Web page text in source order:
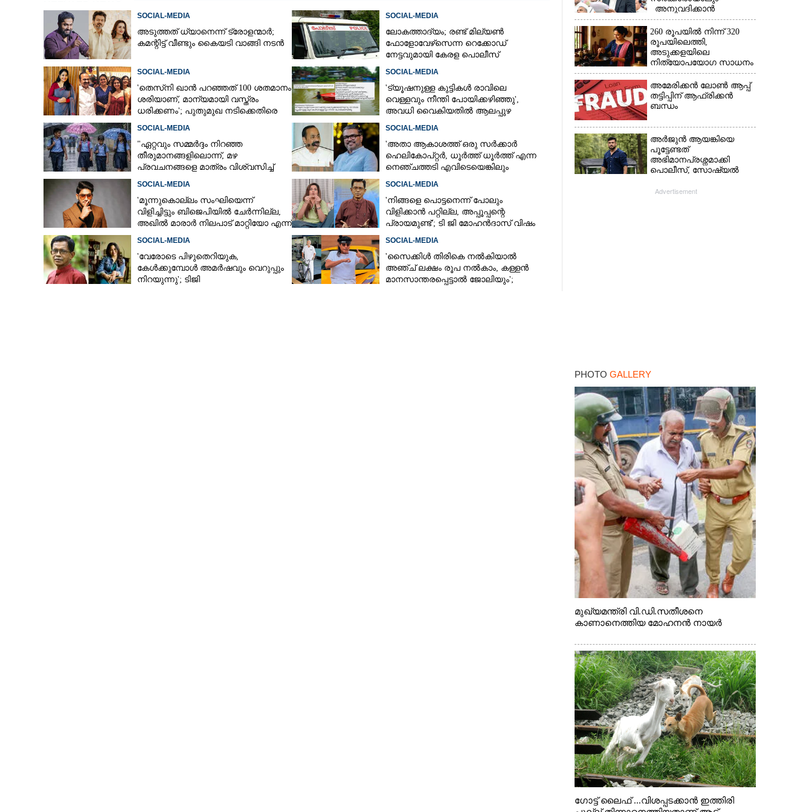
SOCIAL-MEDIA
അടുത്തത് ധ്യാനെന്ന് ട്രോളന്മാർ;
കമന്റിട്ട് വീണ്ടും കൈയടി വാങ്ങി നടൻ
SOCIAL-MEDIA
ലോകത്താദ്യം; രണ്ട് മില്യണ്‍
ഫോളോവേഴ്‌സെന്ന റെക്കോഡ്
നേട്ടവുമായി കേരള പൊലീസ്
SOCIAL-MEDIA
'തെസ്‌നി ഖാൻ പറഞ്ഞത് 100 ശതമാനം
ശരിയാണ്, മാന്യമായി വസ്ത്രം
ധരിക്കണം'; പുതുമുഖ നടിക്കെതിരെ
SOCIAL-MEDIA
'ട്യൂഷനുള്ള കുട്ടികൾ രാവിലെ
വെള്ളവും നീന്തി പോയിക്കഴിഞ്ഞു',
അവധി വൈകിയതിൽ ആലപ്പുഴ
SOCIAL-MEDIA
"ഏറ്റവും സമ്മർദ്ദം നിറഞ്ഞ
തീരുമാനങ്ങളിലൊന്ന്,​ മഴ
പ്രവചനങ്ങളെ മാത്രം വിശ്വസിച്ച്
SOCIAL-MEDIA
'അതാ ആകാശത്ത് ഒരു സർക്കാർ
ഹെലികോപ്റ്റർ, ധൂർത്ത് ധൂർത്ത് എന്ന
നെഞ്ചത്തടി എവിടെയെങ്കിലും
SOCIAL-MEDIA
'മൂന്നുകൊല്ലം സംഘിയെന്ന്
വിളിച്ചിട്ടും ബിജെപിയിൽ ചേർന്നില്ല,
അഖിൽ മാരാർ നിലപാട് മാറ്റിയോ എന്ന്
SOCIAL-MEDIA
'നിങ്ങളെ പൊട്ടനെന്ന് പോലും
വിളിക്കാൻ പറ്റില്ല, അപ്പൂപ്പന്റെ
പ്രായമുണ്ട്'; ടി ജി മോഹൻദാസ് വിഷം
SOCIAL-MEDIA
'വേരോടെ പിഴുതെറിയുക,
കേൾക്കുമ്പോൾ അമർഷവും വെറുപ്പും
നിറയുന്നു'; ടിജി
SOCIAL-MEDIA
'സൈക്കിൾ തിരികെ നൽകിയാൽ
അഞ്ച് ലക്ഷം രൂപ നൽകാം, കള്ളൻ
മാനസാന്തരപ്പെട്ടാൽ ജോലിയും';
അനുവദിക്കാൻ
കഴിയില്ല;
മുല്ലപ്പെരിയാറിന്റെ
വെള്ളം കൂട്ടുന്നത്
മനസിൽ വച്ചാൽമതി'
260 രൂപയിൽ നിന്ന് 320
രൂപയിലെത്തി,
അടുക്കളയിലെ
നിത്യോപയോഗ സാധനം
വാങ്ങിയാൽ കൈപൊള്ളും
അമേരിക്കൻ ലോൺ ആപ്പ്
തട്ടിപ്പിന് ആഫ്രിക്കൻ
ബന്ധം
അർജുൻ ആയങ്കിയെ
പൂട്ടേണ്ടത്
അഭിമാനപ്രശ്നമാക്കി
പൊലീസ്, സാേഷ്യൽ
മറ്റൊരാളെന്ന് സംശയം
Advertisement
PHOTO GALLERY
മുഖ്യമന്ത്രി വി.ഡി.സതീശനെ
കാണാനെത്തിയ മോഹനൻ നായർ
ഗോട്ട് ലൈഫ് ...വിശപ്പടക്കാൻ ഇത്തിരി
'ജയിലിൽ അല്ല, ഞാനെന്റെ പഞ്ചിൽ
ഇരിക്കുകയാണ്' ; മദ്യപിച്ച്
വാഹനമോടിച്ചതിന് പിടിയിലായ ഹെലൻ
ഓഫ് സ്പാർട്ടയുടെ പുതിയ വീഡിയോ
Copy Link